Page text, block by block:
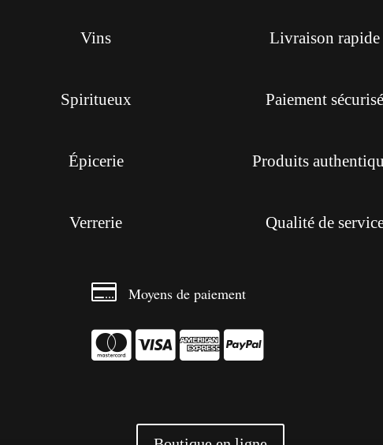
Vins
Spiritueux
Épicerie
Verrerie
Livraison rapide
Paiement sécurisé
Produits
Qualité de
 Moyens de paiement
  